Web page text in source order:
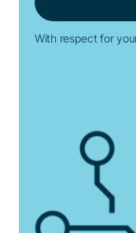
With respect for